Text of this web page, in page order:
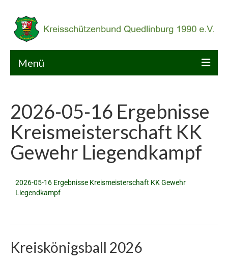
Menü
KSB
Kalender
Sport
Galerie
2026-05-16 Ergebnisse
Kreismeisterschaft KK
Gewehr Liegendkampf
2026-05-16 Ergebnisse Kreismeisterschaft KK Gewehr
Liegendkampf
Kreiskönigsball 2026